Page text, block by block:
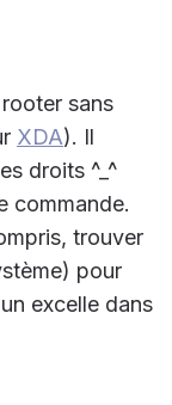
sans
XDA). Il
droits ^_^
commande.
trouver
pour
excelle dans